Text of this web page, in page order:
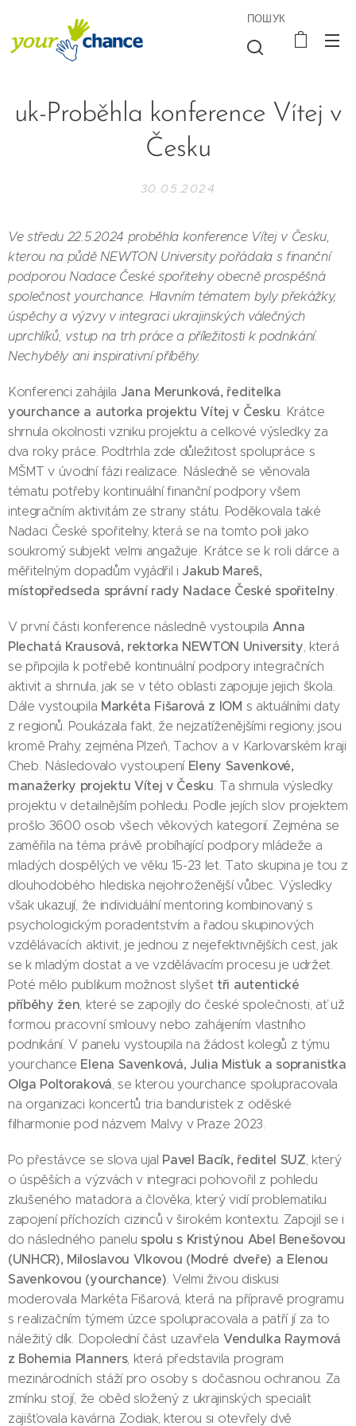
ПОШУК
uk-Proběhla konference Vítej v
Česku
30.05.2024
Ve středu 22.5.2024 proběhla konference Vítej v Česku,
kterou na půdě NEWTON University pořádala s finanční
podporou Nadace České spořitelny obecně prospěšná
společnost yourchance. Hlavním tématem byly překážky,
úspěchy a výzvy v integraci ukrajinských válečných
uprchlíků, vstup na trh práce a příležitosti k podnikání.
Nechyběly ani inspirativní příběhy.
Konferenci zahájila Jana Merunková, ředitelka
yourchance a autorka projektu Vítej v Česku. Krátce
shrnula okolnosti vzniku projektu a celkové výsledky za
dva roky práce. Podtrhla zde důležitost spolupráce s
MŠMT v úvodní fázi realizace. Následně se věnovala
tématu potřeby kontinuální finanční podpory všem
integračním aktivitám ze strany státu. Poděkovala také
Nadaci České spořitelny, která se na tomto poli jako
soukromý subjekt velmi angažuje. Krátce se k roli dárce a
měřitelným dopadům vyjádřil iJakub Mareš,
místopředseda správní rady Nadace České spořitelny.
V první části konference následně vystoupila Anna
Plechatá Krausová, rektorka NEWTON University, která
se připojila k potřebě kontinuální podpory integračních
aktivit a shrnula, jak se v této oblasti zapojuje jejich škola.
Dále vystoupila Markéta Fišarová z IOM s aktuálními daty
z regionů. Poukázala fakt, že nejzatíženějšími regiony, jsou
kromě Prahy, zejména Plzeň, Tachov a v Karlovarském kraji
Cheb. Následovalo vystoupení Eleny Savenkové,
manažerky projektu Vítej v Česku. Ta shrnula výsledky
projektu v detailnějším pohledu. Podle jejích slov projektem
prošlo 3600 osob všech věkových kategorií. Zejména se
zaměřila na téma právě probíhající podpory mládeže a
mladých dospělých ve věku 15-23 let. Tato skupina je tou z
dlouhodobého hlediska nejohroženější vůbec. Výsledky
však ukazují, že individuální mentoring kombinovaný s
psychologickým poradentstvím a řadou skupinových
vzdělávacích aktivit, je jednou z nejefektivnějších cest, jak
se k mladým dostat a ve vzdělávacím procesu je udržet.
Poté mělo publikum možnost slyšet tři autentické
příběhy žen, které se zapojily do české společnosti, ať už
formou pracovní smlouvy nebo zahájením vlastního
podnikání. V panelu vystoupila na žádost kolegů z týmu
yourchance Elena Savenková, Julia Misťuk a sopranistka
Olga Poltoraková, se kterou yourchance spolupracovala
na organizaci koncertů tria banduristek z oděské
filharmonie pod názvem Malvy v Praze 2023.
Po přestávce se slova ujal Pavel Bacík, ředitel SUZ, který
o úspěších a výzvách v integraci pohovořil z pohledu
zkušeného matadora a člověka, který vidí problematiku
zapojení příchozích cizinců v širokém kontextu. Zapojil se i
do následného paneluspolu s Kristýnou Abel Benešovou
(UNHCR), Miloslavou Vlkovou (Modré dveře) a Elenou
Savenkovou (yourchance). Velmi živou diskusi
moderovala Markéta Fišarová, která na přípravě programu
s realizačním týmem úzce spolupracovala a patří jí za to
náležitý dík. Dopolední část uzavřela Vendulka Raymová
z Bohemia Planners, která představila program
mezinárodních stáží pro osoby s dočasnou ochranou. Za
zmínku stojí, že oběd složený z ukrajinských specialit
zajišťovala kavárna Zodiak, kterou si otevřely dvě